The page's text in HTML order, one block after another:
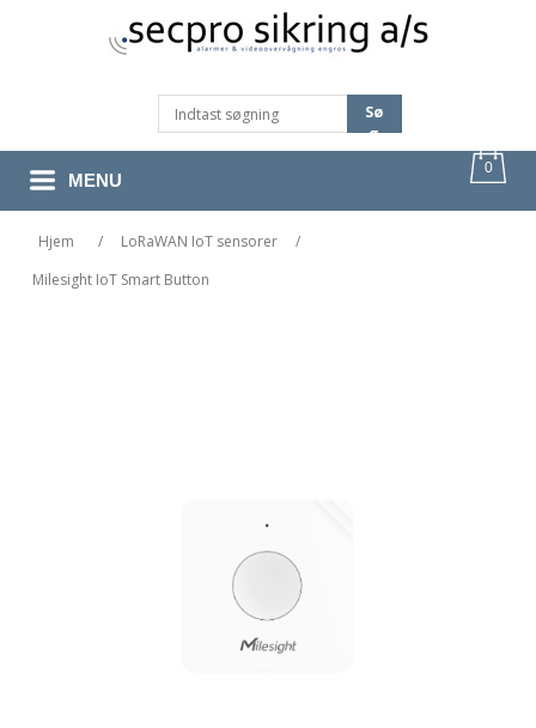
Sø
G
0
MENU
Hjem / LoRaWAN IoT sensorer
/
Milesight IoT Smart Button